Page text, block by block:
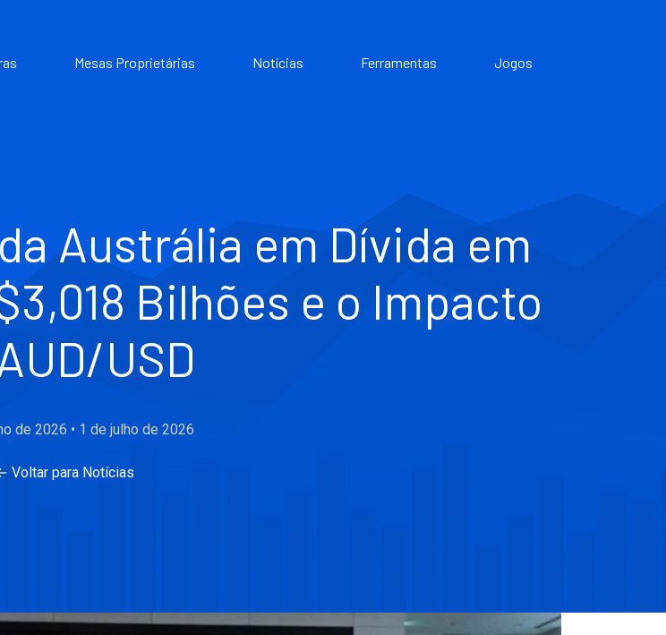
Mesas Proprietárias Notícias Ferramentas Jogos
Austrália em Dívida em
Bilhões e o Impacto
USD
de 2026 • 1 de julho de 2026
Voltar para Notícias